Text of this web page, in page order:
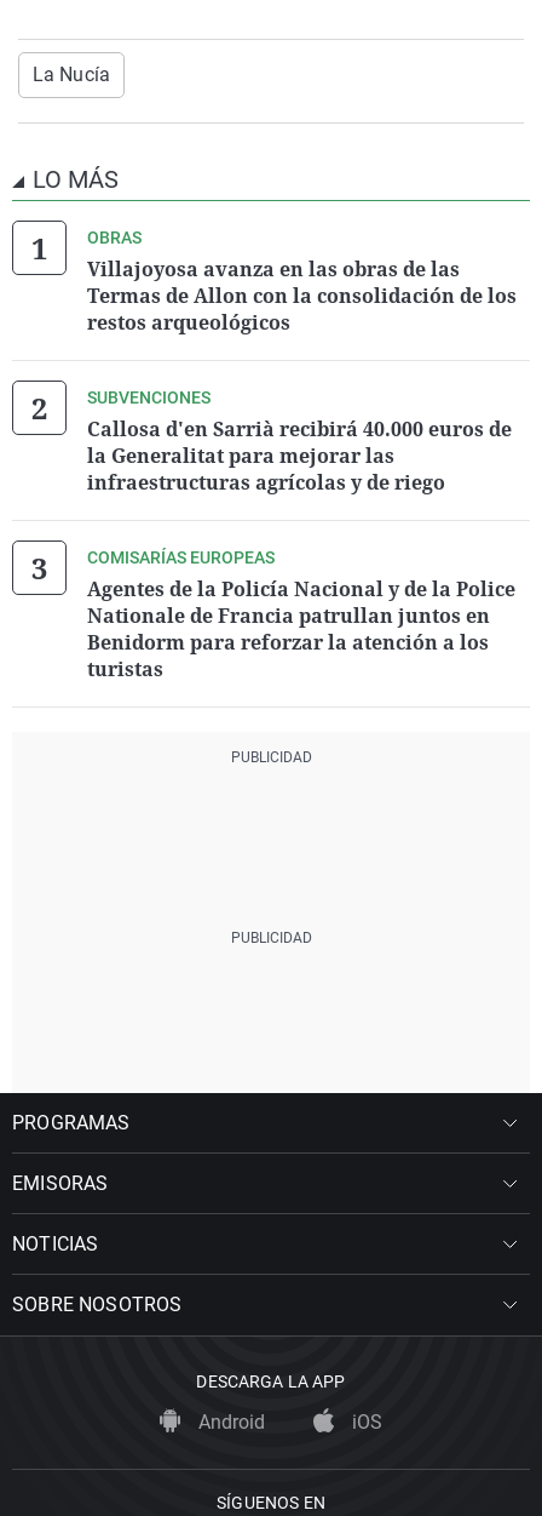
La Nucía
LO MÁS
OBRAS
Villajoyosa avanza en las obras de las
Termas de Allon con la consolidación de los
restos arqueológicos
SUBVENCIONES
Callosa d'en Sarrià recibirá 40.000 euros de
la Generalitat para mejorar las
infraestructuras agrícolas y de riego
COMISARÍAS EUROPEAS
Agentes de la Policía Nacional y de la Police
Nationale de Francia patrullan juntos en
Benidorm para reforzar la atención a los
turistas
PROGRAMAS
EMISORAS
NOTICIAS
SOBRE NOSOTROS
DESCARGA LA APP
Android iOS
SÍGUENOS EN